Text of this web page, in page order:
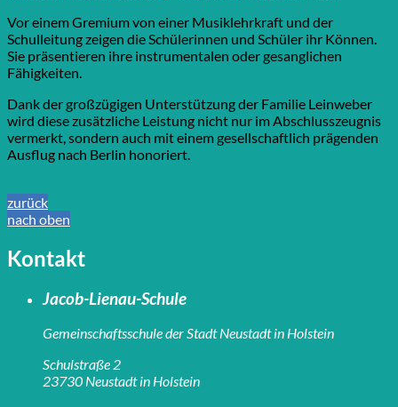
Vor einem Gremium von einer Musiklehrkraft und der
Schulleitung zeigen die Schülerinnen und Schüler ihr Können.
Sie präsentieren ihre instrumentalen oder gesanglichen
Fähigkeiten.
Dank der großzügigen Unterstützung der Familie Leinweber
wird diese zusätzliche Leistung nicht nur im Abschlusszeugnis
vermerkt, sondern auch mit einem gesellschaftlich prägenden
Ausflug nach Berlin honoriert.
zurück
nach oben
Kontakt
Jacob-Lienau-Schule
Gemeinschaftsschule der Stadt Neustadt in Holstein
Schulstraße 2
23730 Neustadt in Holstein